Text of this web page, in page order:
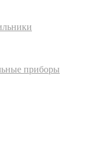
приборы